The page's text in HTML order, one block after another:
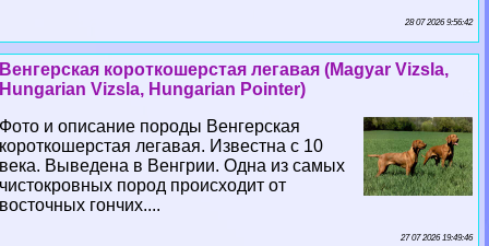
28 07 2026 9:56:42
Венгерская короткошерстая легавая (Magyar Vizsla,
Hungarian Vizsla, Hungarian Pointer)
Фото и описание породы Венгерская
короткошерстая легавая. Известна с 10
века. Выведена в Венгрии. Одна из самых
чистокровных пород происходит от
восточных гончих....
27 07 2026 19:49:46